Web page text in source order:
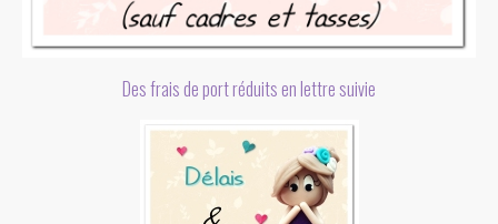
Des frais de port réduits en lettre suivie